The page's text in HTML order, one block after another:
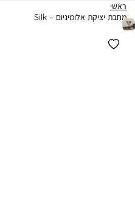
ראשי
מחבת יציקת אלומיניום – Silk